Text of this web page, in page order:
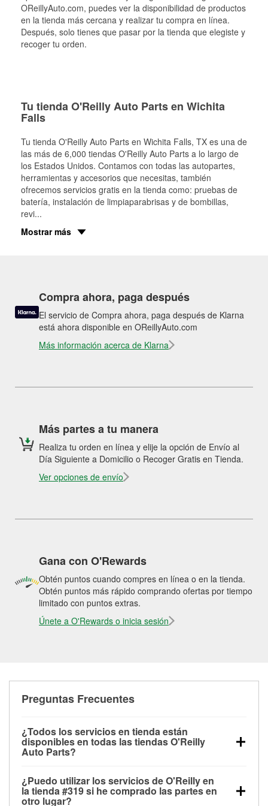
OReillyAuto.com, puedes ver la disponibilidad de productos
en la tienda más cercana y realizar tu compra en línea.
Después, solo tienes que pasar por la tienda que elegiste y
recoger tu orden.
Tu tienda O'Reilly Auto Parts en Wichita
Falls
Tu tienda O'Reilly Auto Parts en Wichita Falls, TX es una de
las más de 6,000 tiendas O'Reilly Auto Parts a lo largo de
los Estados Unidos. Contamos con todas las autopartes,
herramientas y accesorios que necesitas, también
ofrecemos servicios gratis en la tienda como: pruebas de
batería, instalación de limpiaparabrisas y de bombillas,
revi...
Mostrar más
Compra ahora, paga después
El servicio de Compra ahora, paga después de Klarna
está ahora disponible en OReillyAuto.com
Más información acerca de Klarna
Más partes a tu manera
Realiza tu orden en línea y elije la opción de Envío al
Día Siguiente a Domicilio o Recoger Gratis en Tienda.
Ver opciones de envío
Gana con O'Rewards
Obtén puntos cuando compres en línea o en la tienda.
Obtén puntos más rápido comprando ofertas por tiempo
limitado con puntos extras.
Únete a O'Rewards o inicia sesión
Preguntas Frecuentes
¿Todos los servicios en tienda están
disponibles en todas las tiendas O'Reilly
Auto Parts?
las pruebas de batería, pruebas de alternador y
motor de arranque, revisión de la luz “Check Engine”
¿Puedo utilizar los servicios de O'Reilly en
la tienda #319 si he comprado las partes en
otro lugar?